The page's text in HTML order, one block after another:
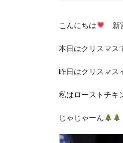
こんにちは 新
本日はクリスマス
昨日はクリスマス
私はローストチキ
じゃじゃーん